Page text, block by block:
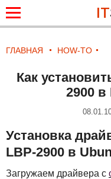
IT
ГЛАВНАЯ HOW-TO
Как
2900 в
Установка
LBP-2900 в
Загружаем драйвера с